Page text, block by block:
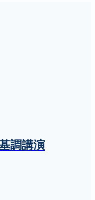
調講演